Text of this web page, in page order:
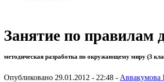
Занятие по правилам
методическая разработка по окружающему миру (3
Опубликовано 29.01.2012 - 22:48 - Аввакумова